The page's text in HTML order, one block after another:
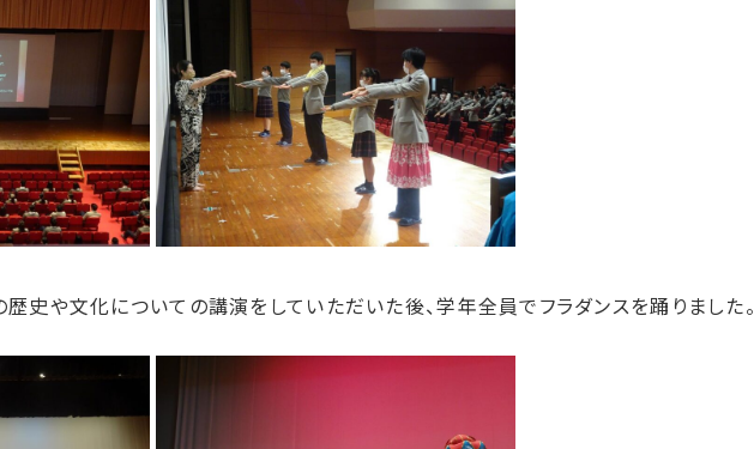
史や文化についての講演をしていただいた後、学年全員でフラダンスを踊りました。